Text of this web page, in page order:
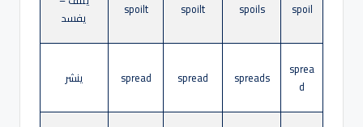
spoil
spoils
spoilt
spoilt
يفسد
sprea
d
spreads
spread
spread ينشر